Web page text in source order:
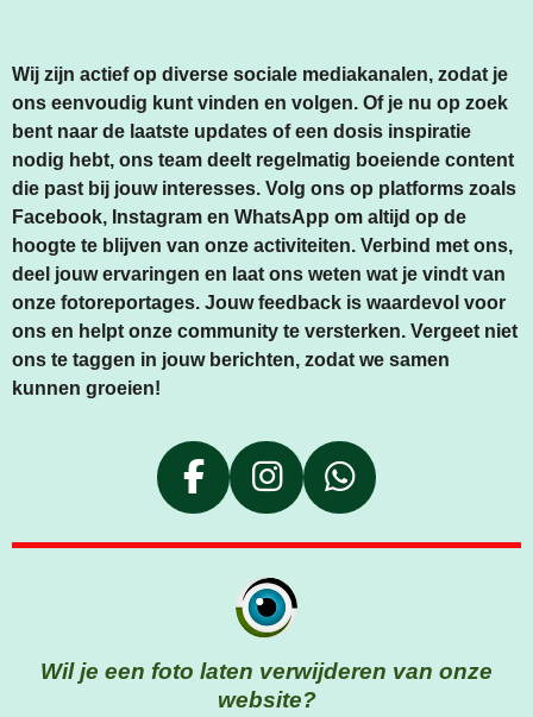
Wij zijn actief op diverse sociale mediakanalen, zodat je
ons eenvoudig kunt vinden en volgen. Of je nu op zoek
bent naar de laatste updates of een dosis inspiratie
nodig hebt, ons team deelt regelmatig boeiende content
die past bij jouw interesses. Volg ons op platforms zoals
Facebook, Instagram en WhatsApp om altijd op de
hoogte te blijven van onze activiteiten. Verbind met ons,
deel jouw ervaringen en laat ons weten wat je vindt van
onze fotoreportages. Jouw feedback is waardevol voor
ons en helpt onze community te versterken. Vergeet niet
ons te taggen in jouw berichten, zodat we samen
kunnen groeien!
F
O
I
T
A
G
R
W
A
Wil je een foto laten verwijderen van onze
website?